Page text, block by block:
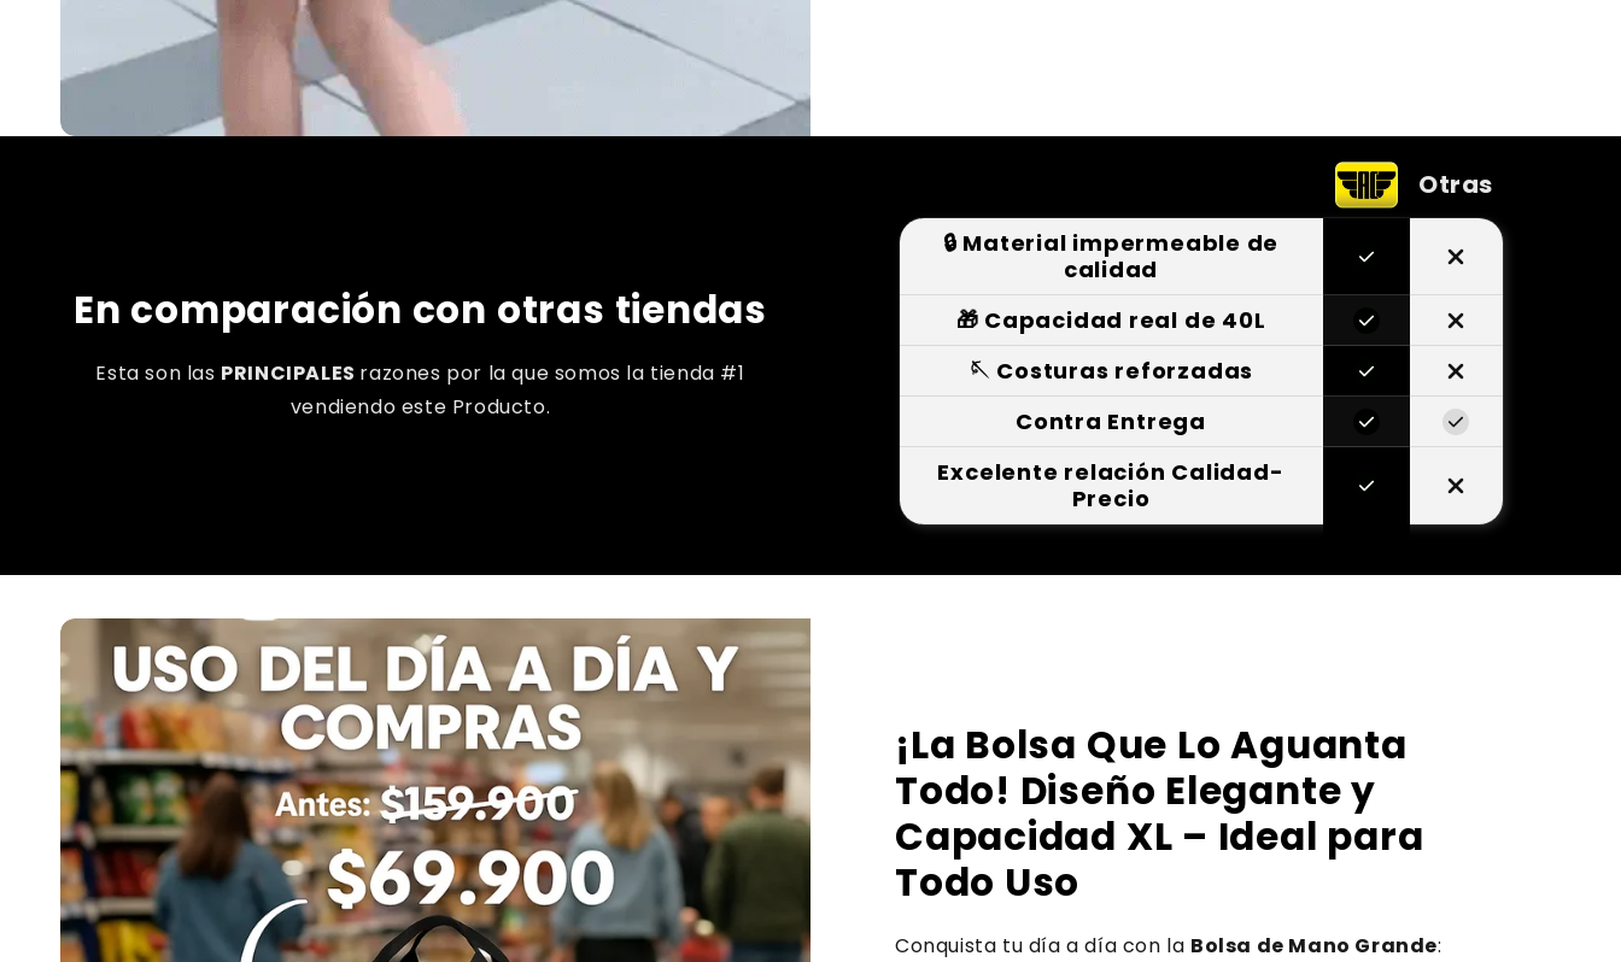
En comparación con otras tiendas
Esta son las PRINCIPALES razones por la que somos la tienda #1
vendiendo este Producto.
Otras
🔒 Material impermeable de
calidad
🎁 Capacidad real de 40L
🪡 Costuras reforzadas
Contra Entrega
Excelente relación Calidad-
Precio
¡La Bolsa Que Lo Aguanta
Todo! Diseño Elegante y
Capacidad XL – Ideal para
Todo Uso
Conquista tu día a día con la Bolsa de Mano Grande: